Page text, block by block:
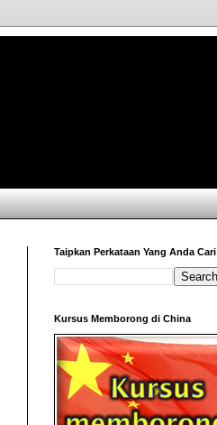
Taipkan Perkataan Yang Anda Cari
Kursus Memborong di China